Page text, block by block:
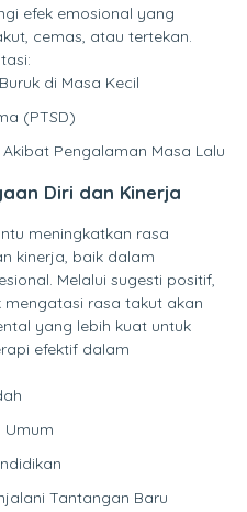
efek emosional yang
cemas, atau tertekan.
di Masa Kecil
(PTSD)
Pengalaman Masa Lalu
Diri dan Kinerja
meningkatkan rasa
kinerja, baik dalam
Melalui sugesti positif,
rasa takut akan
yang lebih kuat untuk
efektif dalam
Umum
Tantangan Baru